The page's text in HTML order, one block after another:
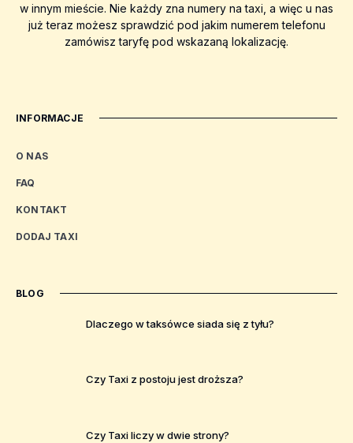
w innym mieście. Nie każdy zna numery na taxi, a więc u nas
już teraz możesz sprawdzić pod jakim numerem telefonu
zamówisz taryfę pod wskazaną lokalizację.
INFORMACJE
O NAS
FAQ
KONTAKT
DODAJ TAXI
BLOG
Dlaczego w taksówce siada się z tyłu?
Czy Taxi z postoju jest droższa?
Czy Taxi liczy w dwie strony?